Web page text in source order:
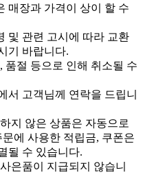
매장과 가격이 상이 할 수
및 관련 고시에 따라 교환
기 바랍니다.
품절 등으로 인해 취소될 수
서 고객님께 연락을 드립니
지 않은 상품은 자동으로
에 사용한 적립금, 쿠폰은
될 수 있습니다.
은품이 지급되지 않습니